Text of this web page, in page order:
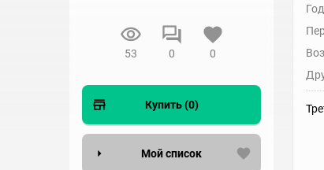
53 0 0
Купить (0)
Мой список